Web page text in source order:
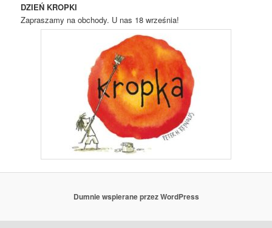
DZIEŃ KROPKI
Zapraszamy na obchody. U nas 18 września!
Dumnie wspierane przez WordPress